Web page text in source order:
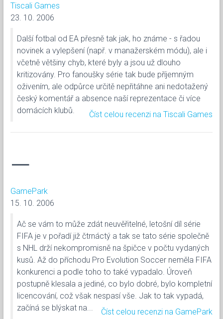
Tiscali Games
23. 10. 2006
Další fotbal od EA přesně tak jak, ho známe - s řadou
novinek a vylepšení (např. v manažerském módu), ale i
včetně většiny chyb, které byly a jsou už dlouho
kritizovány. Pro fanoušky série tak bude příjemným
oživením, ale odpůrce určitě nepřitáhne ani nedotažený
český komentář a absence naší reprezentace či více
domácích klubů.
Číst celou recenzi na Tiscali Games
—
GamePark
15. 10. 2006
Ač se vám to může zdát neuvěřitelné, letošní díl série
FIFA je v pořadí již čtrnáctý a tak se tato série společně
s NHL drží nekompromisně na špičce v počtu vydaných
kusů. Až do příchodu Pro Evolution Soccer neměla FIFA
konkurenci a podle toho to také vypadalo. Úroveň
postupně klesala a jediné, co bylo dobré, bylo kompletní
licencování, což však nespasí vše. Jak to tak vypadá,
začíná se blýskat na...
Číst celou recenzi na GamePark